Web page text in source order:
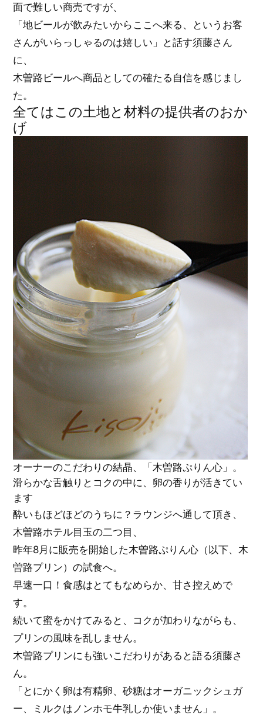
面で難しい商売ですが、
「地ビールが飲みたいからここへ来る、というお客
さんがいらっしゃるのは嬉しい」と話す須藤さん
に、
木曽路ビールへ商品としての確たる自信を感じまし
た。
全てはこの土地と材料の提供者のおか
げ
オーナーのこだわりの結晶、「木曽路ぷりん心」。
滑らかな舌触りとコクの中に、卵の香りが活きてい
ます
酔いもほどほどのうちに？ラウンジへ通して頂き、
木曽路ホテル目玉の二つ目、
昨年8月に販売を開始した木曽路ぷりん心（以下、木
曽路プリン）の試食へ。
早速一口！食感はとてもなめらか、甘さ控えめで
す。
続いて蜜をかけてみると、コクが加わりながらも、
プリンの風味を乱しません。
木曽路プリンにも強いこだわりがあると語る須藤さ
ん。
「とにかく卵は有精卵、砂糖はオーガニックシュガ
ー、ミルクはノンホモ牛乳しか使いません」。